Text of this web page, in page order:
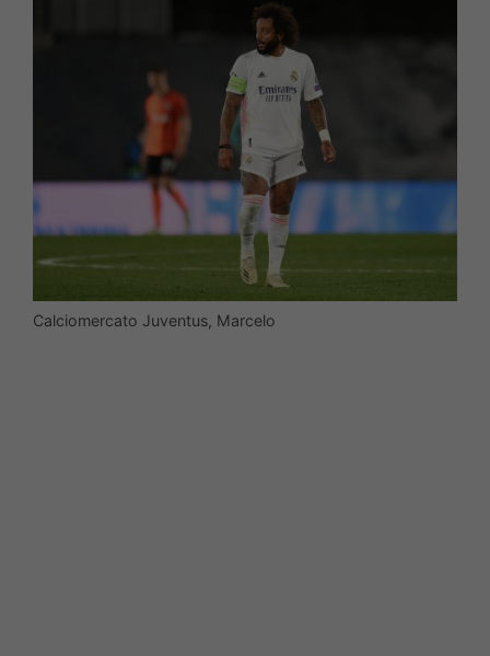
Calciomercato Juventus, Marcelo